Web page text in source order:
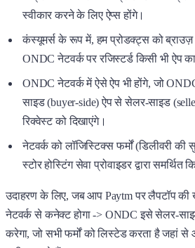
स्वीकार करने के लिए ऐप्स होंगे।
कंस्यूमर्स के रूप में, हम प्रोडक्ट्स को
ONDC नेटवर्क पर रजिस्टर्ड किसी भी ऐप
ONDC नेटवर्क में ऐसे ऐप भी होंगे, जो
साइड (buyer-side) ऐप से सेलर-साइड
रिक्वेस्ट को दिखाएंगे।
नेटवर्क को लॉजिस्टिक्स फर्मों (डिलीवरी की
स्टोर होस्टिंग सेवा प्रोवाइडर द्वारा समर्थित
उदाहरण के लिए, जब आप Paytm पर लैपटॉप
नेटवर्क से कनेक्ट होगा -> ONDC इसे सेलर-
करेगा, जो सभी फर्मों को लिस्टेड करता है जहां से